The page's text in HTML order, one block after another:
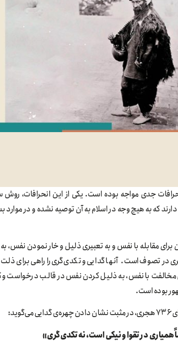
جدی مواجه بوده است. یکی از این انحرافات،
که به هیچ وجه در اسلام به آن توصیه نشده و در موارد
مقابله با نفس و به تعبیری ذلیل و خار نمودن نفس، به
در تصوف است. آنها گدایی و تکدی‌گری را راهی برای
مخالفت با نفس، به ذلیل کردن نفس در قالب درخواست و
بوده است.
در تقوا و نیکی است، نه تکدی‌گری»